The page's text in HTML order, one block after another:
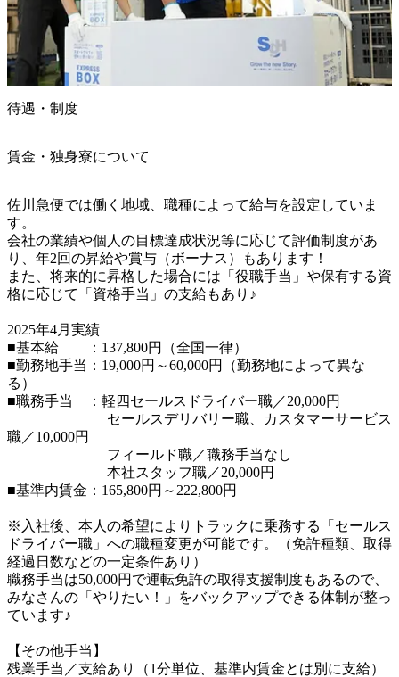
待遇・制度
賃金・独身寮について
佐川急便では働く地域、職種によって給与を設定していま
す。
会社の業績や個人の目標達成状況等に応じて評価制度があ
り、年2回の昇給や賞与（ボーナス）もあります！
また、将来的に昇格した場合には「役職手当」や保有する資
格に応じて「資格手当」の支給もあり♪
2025年4月実績
■基本給　　：137,800円（全国一律）
■勤務地手当：19,000円～60,000円（勤務地によって異な
る）
■職務手当　：軽四セールスドライバー職／20,000円
セールスデリバリー職、カスタマーサービス
職／10,000円
フィールド職／職務手当なし
本社スタッフ職／20,000円
■基準内賃金：165,800円～222,800円
※入社後、本人の希望によりトラックに乗務する「セールス
ドライバー職」への職種変更が可能です。（免許種類、取得
経過日数などの一定条件あり）
職務手当は50,000円で運転免許の取得支援制度もあるので、
みなさんの「やりたい！」をバックアップできる体制が整っ
ています♪
【その他手当】
残業手当／支給あり（1分単位、基準内賃金とは別に支給）